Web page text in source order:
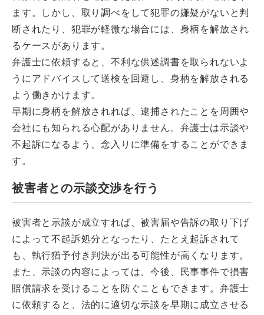
ます。しかし、取り調べをして犯罪の嫌疑がないと判
断されたり、犯罪が軽微な場合には、身柄を解放され
るケースがあります。
弁護士に依頼すると、不利な供述調書を取られないよ
うにアドバイスして送検を回避し、身柄を解放される
よう働きかけます。
早期に身柄を解放されれば、逮捕されたことを周囲や
会社にも知られる心配がありません。弁護士は示談や
不起訴になるよう、念入りに準備をすることができま
す。
被害者との示談交渉を行う
被害者と示談が成立すれば、被害届や告訴の取り下げ
によって不起訴処分となったり、たとえ起訴されて
も、執行猶予付き判決が出る可能性が高くなります。
また、示談の内容によっては、今後、民事事件で損害
賠償請求を受けることを防ぐこともできます。弁護士
に依頼すると、法的に適切な示談を早期に成立させる